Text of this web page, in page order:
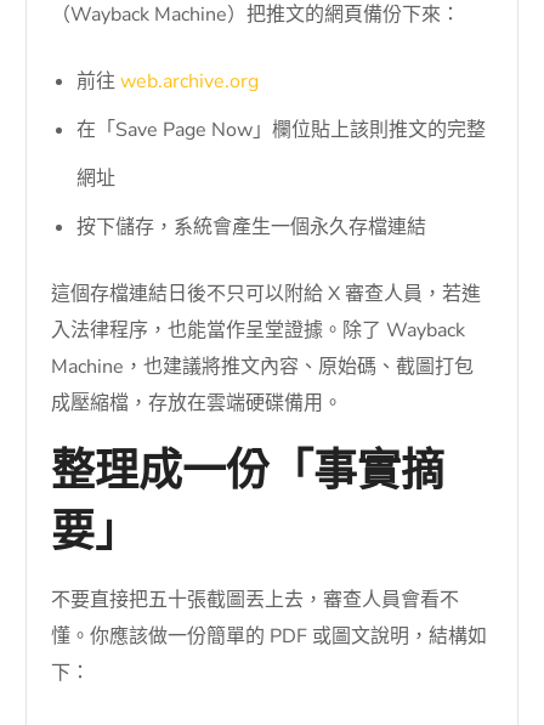
（Wayback Machine）把推文的網頁備份下來：
前往web.archive.org
在「Save Page Now」欄位貼上該則推文的完整
網址
按下儲存，系統會產生一個永久存檔連結
這個存檔連結日後不只可以附給 X 審查人員，若進
入法律程序，也能當作呈堂證據。除了 Wayback
Machine，也建議將推文內容、原始碼、截圖打包
成壓縮檔，存放在雲端硬碟備用。
整理成一份「事實摘
要」
不要直接把五十張截圖丟上去，審查人員會看不
懂。你應該做一份簡單的 PDF 或圖文說明，結構如
下：